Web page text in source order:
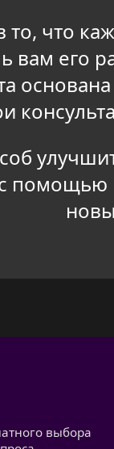
то, что
вам его
помощью
выбора